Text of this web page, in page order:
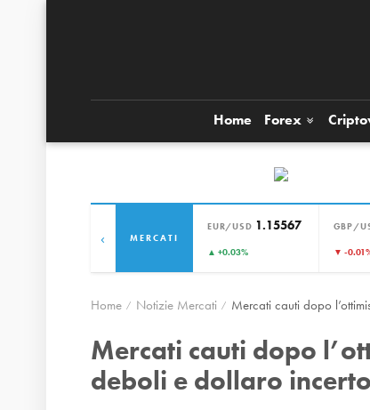
Home Forex
MERCATI
EUR/USD 1.15567
▲ +0.03%
GBP/
▼ -
‹
Home Notizie Mercati Mercati cauti dopo
Mercati cauti dopo
deboli e dollaro incerto